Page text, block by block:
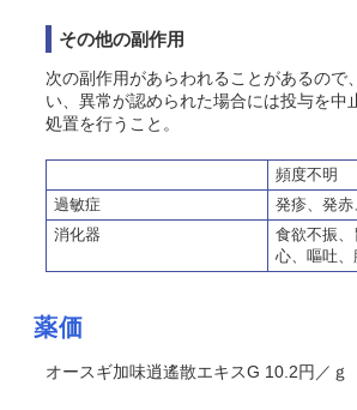
その他の副作用
次の副作用があらわれることがあるので
い、異常が認められた場合には投与を中
処置を行うこと。
頻度不明
過敏症
発疹、発赤
消化器
食欲不振
心、嘔吐
薬価
オースギ加味逍遙散エキスG 10.2円／ｇ